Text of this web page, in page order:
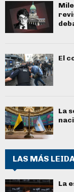
El
La
LAS MÁS
La